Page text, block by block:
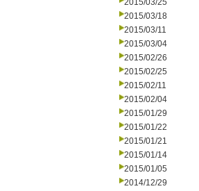
2015/03/25
2015/03/18
2015/03/11
2015/03/04
2015/02/26
2015/02/25
2015/02/11
2015/02/04
2015/01/29
2015/01/22
2015/01/21
2015/01/14
2015/01/05
2014/12/29